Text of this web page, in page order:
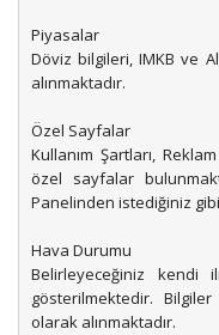
Piyasalar
Döviz bilgileri, IMKB ve
alınmaktadır.
Özel Sayfalar
Kullanım Şartları,
özel sayfalar
Panelinden istediğiniz
Hava Durumu
Belirleyeceğiniz kendi
gösterilmektedir.
olarak alınmaktadır.